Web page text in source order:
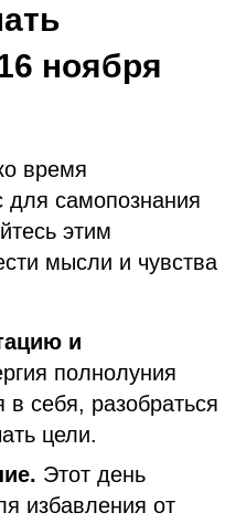
ноября
время
для самопознания
этим
мысли и чувства
и
полнолуния
в себя, разобраться
цели.
Этот день
избавления от